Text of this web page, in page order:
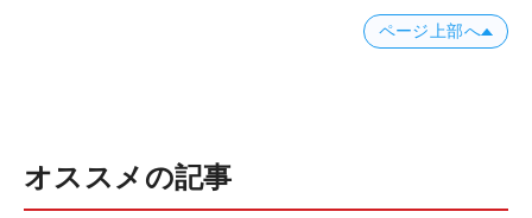
ページ上部へ
オススメの記事